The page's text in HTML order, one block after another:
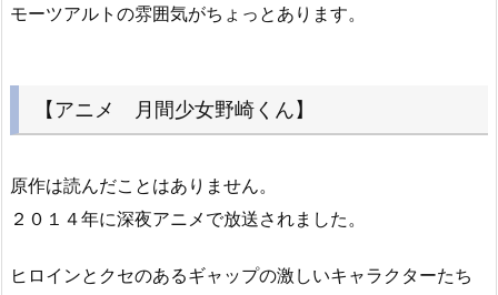
モーツアルトの雰囲気がちょっとあります。
【アニメ 月間少女野崎くん】
原作は読んだことはありません。
２０１４年に深夜アニメで放送されました。
ヒロインとクセのあるギャップの激しいキャラクターたち